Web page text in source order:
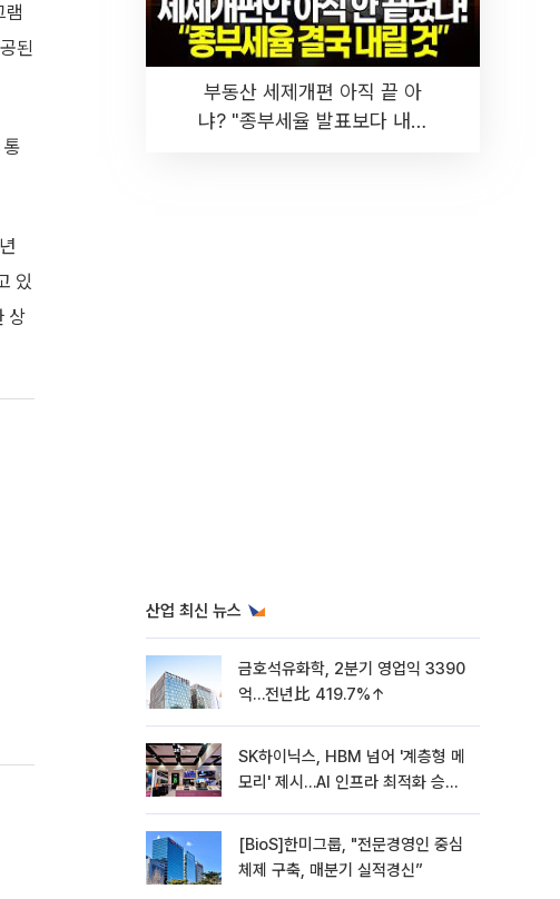
램
된
있
상
부동산 세제개편 아직 끝 아
냐? "종부세율 발표보다 내릴
산업 최신 뉴스
금호석유화학, 2분기 영업익 3390
억…전년比 419.7%↑
SK하이닉스, HBM 넘어 '계층형 메
모리' 제시…AI 인프라 최적화 승부
[BioS]한미그룹, "전문경영인 중심
체제 구축, 매분기 실적경신”